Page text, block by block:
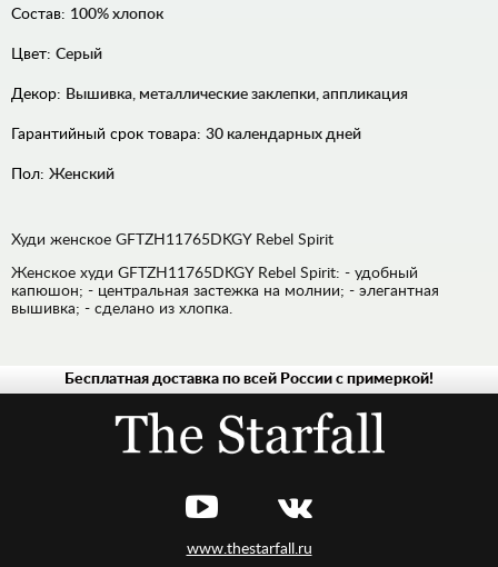
Состав: 100% хлопок
Цвет: Серый
Декор: Вышивка, металлические заклепки, аппликация
Гарантийный срок товара: 30 календарных дней
Пол: Женский
Худи женское GFTZH11765DKGY Rebel Spirit
Женское худи GFTZH11765DKGY Rebel Spirit: - удобный
капюшон; - центральная застежка на молнии; - элегантная
вышивка; - сделано из хлопка.
МУЖСКАЯБесплатная доставка по всей России с примеркой!
www.thestarfall.ru